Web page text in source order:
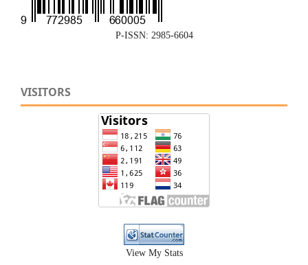
P-ISSN: 2985-6604
VISITORS
View My Stats